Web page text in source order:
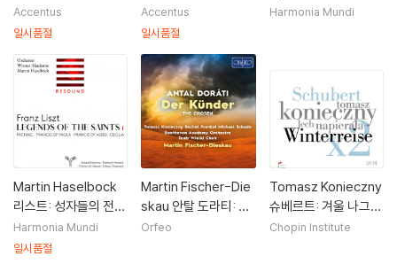
룽의 반지` 4부작 전집
(Wagner: `Der Ring
[7 DVD]
Accentus
일시품절
룽의 반지` 4부작 전집
(Wagner: `Der Ring
[4 Blu-ray]
Accentus
일시품절
스트라를 위한 가곡 (L
Harmonia Mundi
Martin Haselbock
리스트: 성자들의 전설
1집 (Liszt: Legends
Of The Saints Vol.
Harmonia Mundi
일시품절
Martin Fischer-Die
skau 안탈 도라티: 오
페라 '선택 받은 자' (A
Orfeo
Tomasz Konieczny
슈베르트: 겨울 나그네
(Schubert: Winterr
Chopin Institute